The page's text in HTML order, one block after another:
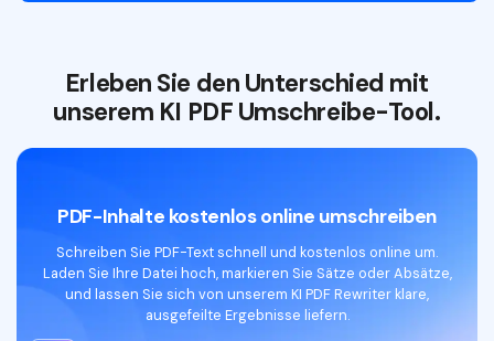
Erleben Sie den Unterschied mit
unserem KI PDF Umschreibe-Tool.
PDF-Inhalte kostenlos online umschreiben
Schreiben Sie PDF-Text schnell und kostenlos online um.
Laden Sie Ihre Datei hoch, markieren Sie Sätze oder Absätze,
und lassen Sie sich von unserem KI PDF Rewriter klare,
ausgefeilte Ergebnisse liefern.
KI PDF Reader kostenloser Download